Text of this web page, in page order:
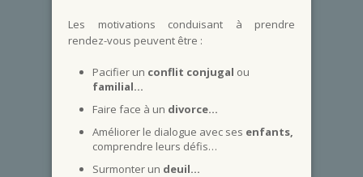
Les motivations conduisant à prendre
rendez-vous peuvent être :
Pacifier un conflit conjugal ou
familial…
Faire face à un divorce…
Améliorer le dialogue avec ses enfants,
comprendre leurs défis…
Surmonter un deuil…